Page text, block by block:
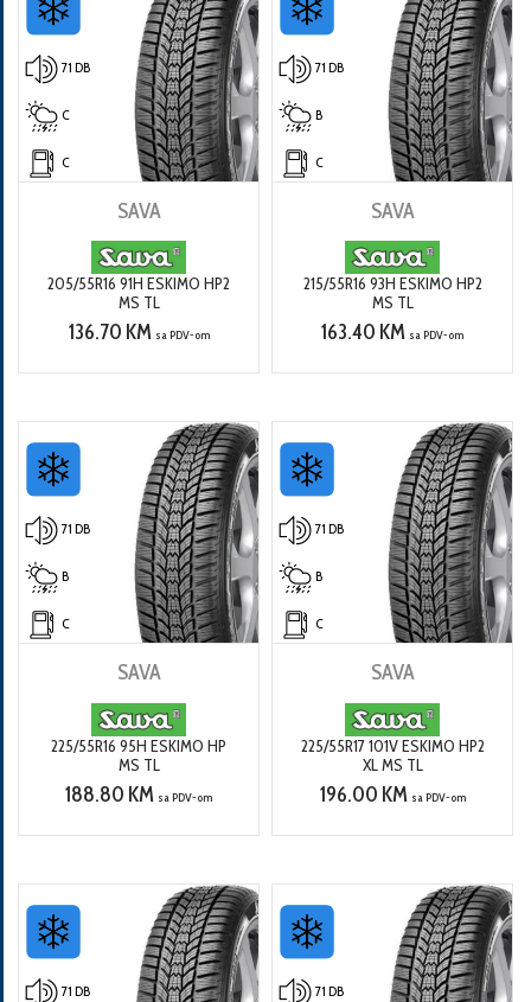
71 DB
C
C
SAVA
205/55R16 91H ESKIMO HP2
MS TL
136.70 KM sa PDV-om
71 DB
B
C
SAVA
215/55R16 93H ESKIMO HP2
MS TL
163.40 KM sa PDV-om
71 DB
B
C
SAVA
225/55R16 95H ESKIMO HP
MS TL
188.80 KM sa PDV-om
71 DB
B
C
SAVA
225/55R17 101V ESKIMO HP2
XL MS TL
196.00 KM sa PDV-om
71 DB 71 DB